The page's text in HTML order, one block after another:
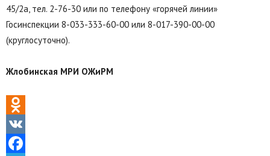
45/2а, тел. 2-76-30 или по телефону «горячей линии»
Госинспекции 8-033-333-60-00 или 8-017-390-00-00
(круглосуточно).
Жлобинская МРИ ОЖиРМ
Odnoklassniki
VK